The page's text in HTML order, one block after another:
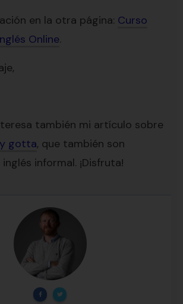
en la otra página: Curso
Online.
también mi artículo sobre
gotta, que también son
informal. ¡Disfruta!